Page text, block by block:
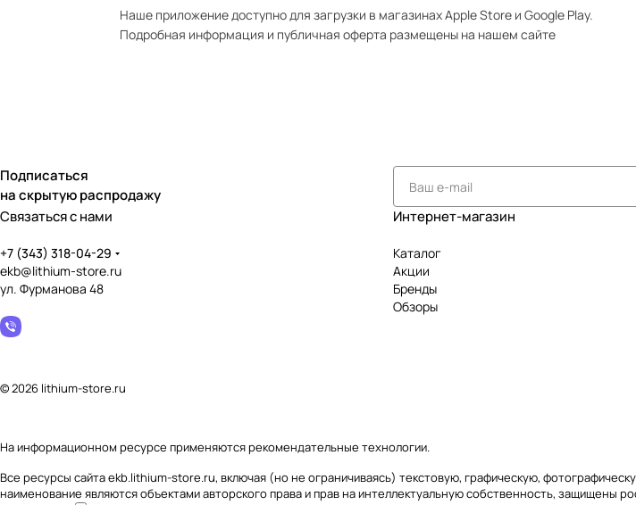
Наше приложение доступно для загрузки в магазинах Apple Store и Google Play.
Подробная информация и публичная оферта размещены на нашем сайте
Подписаться
на скрытую распродажу
Связаться с нами
+7 (343) 318-04-29
ekb@lithium-store.ru
ул. Фурманова 48
Интернет-магазин
Каталог
Акции
Бренды
Обзоры
© 2026 lithium-store.ru
На информационном ресурсе применяютсярекомендательные технологии.
Все ресурсы сайта ekb.lithium-store.ru, включая (но не ограничиваясь) текстовую, графическую,
наименование являются объектами авторского права и прав на интеллектуальную собственность, защищены